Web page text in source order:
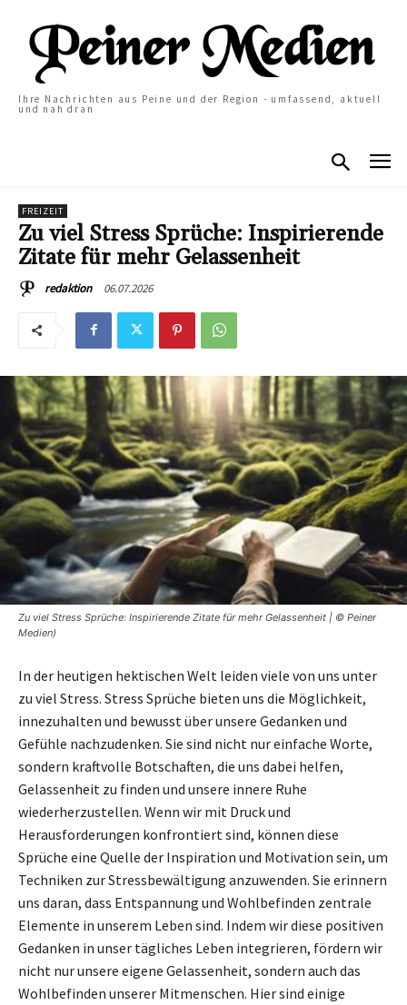
Ihre Nachrichten aus Peine und der Region - umfassend, aktuell
und nah dran
FREIZEIT
Zu viel Stress Sprüche: Inspirierende
Zitate für mehr Gelassenheit
redaktion 06.07.2026
Zu viel Stress Sprüche: Inspirierende Zitate für mehr Gelassenheit | © Peiner
Medien)
In der heutigen hektischen Welt leiden viele von uns unter
zu viel Stress. Stress Sprüche bieten uns die Möglichkeit,
innezuhalten und bewusst über unsere Gedanken und
Gefühle nachzudenken. Sie sind nicht nur einfache Worte,
sondern kraftvolle Botschaften, die uns dabei helfen,
Gelassenheit zu finden und unsere innere Ruhe
wiederherzustellen. Wenn wir mit Druck und
Herausforderungen konfrontiert sind, können diese
Sprüche eine Quelle der Inspiration und Motivation sein, um
Techniken zur Stressbewältigung anzuwenden. Sie erinnern
uns daran, dass Entspannung und Wohlbefinden zentrale
Elemente in unserem Leben sind. Indem wir diese positiven
Gedanken in unser tägliches Leben integrieren, fördern wir
nicht nur unsere eigene Gelassenheit, sondern auch das
Wohlbefinden unserer Mitmenschen. Hier sind einige